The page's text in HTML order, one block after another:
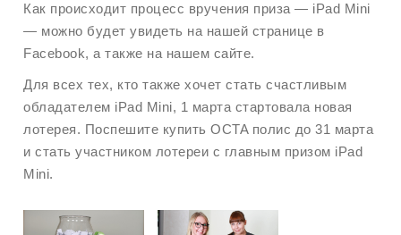
Как происходит процесс вручения приза — iPad Mini
— можно будет увидеть на нашей странице в
Facebook, а также на нашем сайте.
Для всех тех, кто также хочет стать счастливым
обладателем iPad Mini, 1 марта стартовала новая
лотерея. Поспешите купить OCTA полис до 31 марта
и стать участником лотереи с главным призом iPad
Mini.